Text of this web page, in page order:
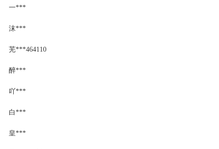
一***
沫***
芜***464110
醉***
吖***
白***
皇***